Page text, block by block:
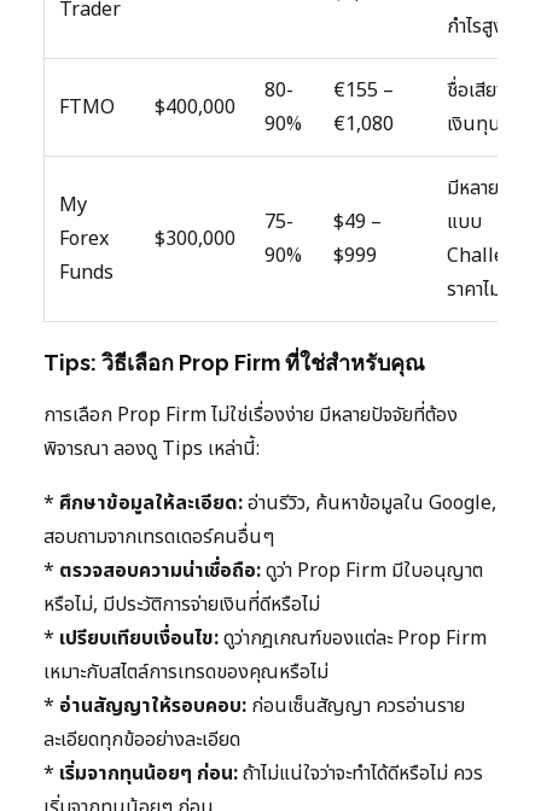
Trader
กำไรสูง
FTMO $400,000
80-
90%
€155 –
€1,080
ชื่อเสียงดี,
เงินทุนสูง
My
Forex
Funds
$300,000
75-
90%
$49 –
$999
มีหลายรูป
แบบ
ราคาไม่แพง
Tips: วิธีเลือก Prop Firm ที่ใช่สำหรับคุณ
การเลือก Prop Firm ไม่ใช่เรื่องง่าย มีหลายปัจจัยที่ต้อง
พิจารณา ลองดู Tips เหล่านี้:
* ศึกษาข้อมูลให้ละเอียด:อ่านรีวิว, ค้นหาข้อมูลใน Google,
สอบถามจากเทรดเดอร์คนอื่นๆ
* ตรวจสอบความน่าเชื่อถือ:ดูว่า Prop Firm มีใบอนุญาต
หรือไม่, มีประวัติการจ่ายเงินที่ดีหรือไม่
* เปรียบเทียบเงื่อนไข:ดูว่ากฎเกณฑ์ของแต่ละ Prop Firm
เหมาะกับสไตล์การเทรดของคุณหรือไม่
* อ่านสัญญาให้รอบคอบ: ก่อนเซ็นสัญญา ควรอ่านราย
ละเอียดทุกข้ออย่างละเอียด
* เริ่มจากทุนน้อยๆ ก่อน:ถ้าไม่แน่ใจว่าจะทำได้ดีหรือไม่ ควร